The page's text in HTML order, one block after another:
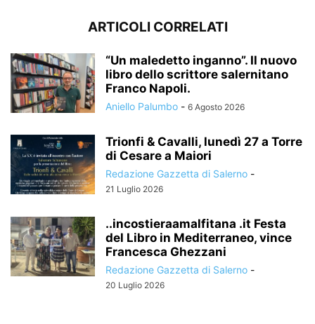
ARTICOLI CORRELATI
“Un maledetto inganno”. Il nuovo
libro dello scrittore salernitano
Franco Napoli.
Aniello Palumbo - 6 Agosto 2026
Trionfi & Cavalli, lunedì 27 a Torre
di Cesare a Maiori
Redazione Gazzetta di Salerno -
21 Luglio 2026
..incostieraamalfitana .it Festa
del Libro in Mediterraneo, vince
Francesca Ghezzani
Redazione Gazzetta di Salerno -
20 Luglio 2026